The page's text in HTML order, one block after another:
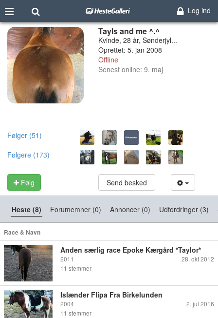
Log ind
Tayls and me ^.^
Kvinde, 28 år, Sønderjyl...
Oprettet: 5. jan 2008
Offline
Senest online: 9. maj
Følger (51)
Følgere (173)
Følg Send besked
Heste (8) Forumemner (0) Annoncer (0) Udfordringer (3)
Race & Navn
Anden særlig race Epoke Kærgård *Taylor*
2011
28. okt 2012
11 stemmer
Islænder Flipa Fra Birkelunden
2004
2. jul 2016
11 stemmer